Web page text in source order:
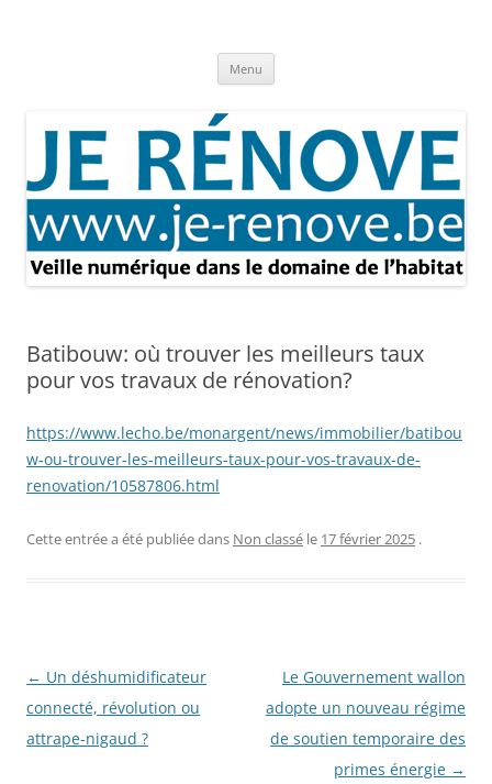
Menu
Batibouw: où trouver les meilleurs taux
pour vos travaux de rénovation?
https://www.lecho.be/monargent/news/immobilier/batibou
w-ou-trouver-les-meilleurs-taux-pour-vos-travaux-de-
renovation/10587806.html
Cette entrée a été publiée dans Non classé le 17 février 2025 .
Navigation
des
articles
← Un déshumidificateur
connecté, révolution ou
attrape-nigaud ?
Le Gouvernement wallon
adopte un nouveau régime
de soutien temporaire des
primes énergie →